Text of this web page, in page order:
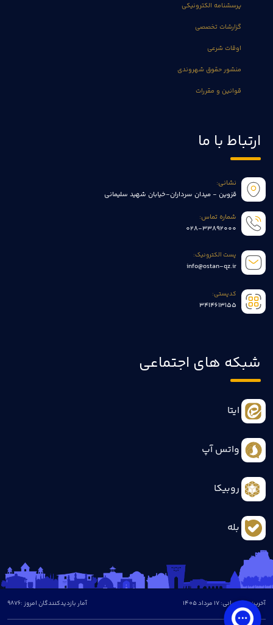
پرسشنامه الکترونیکی
گزارشات تخصصی
اوقات شرعی
منشور حقوق شهروندی
قوانین و مقررات
ارتباط با ما
نشانی:
قزوین - میدان سرداران-خیابان شهید سلیمانی
شماره تماس:
028-33892000
پست الکترونیک:
info@ostan-qz.ir
کدپستی:
3414613155
شبکه های اجتماعی
ایتا
واتس آپ
روبیکا
بله
آخرین بروزرسانی: 17 مرداد 1405 آمار بازدیدکنندگان امروز :9876